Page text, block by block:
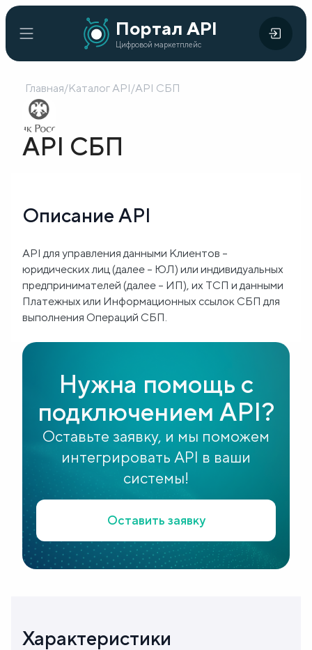
Портал API
Цифровой маркетплейс
Портал
API
Цифровой
маркетплейс
Главная
Каталог
API
внедрения
Готовые
решения
Блог
FAQ
Главная/Каталог API/API СБП
API СБП
Описание API
API для управления данными Клиентов –
юридических лиц (далее – ЮЛ) или индивидуальных
предпринимателей (далее – ИП), их ТСП и данными
Платежных или Информационных ссылок СБП для
выполнения Операций СБП.
Нужна помощь с
подключением API?
Оставьте заявку, и мы поможем
интегрировать API в ваши
системы!
Оставить заявку
Характеристики